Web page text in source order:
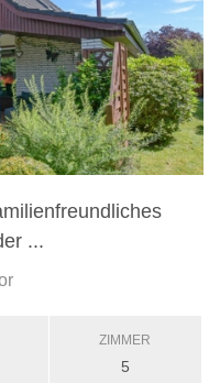
...
ZIMMER
5